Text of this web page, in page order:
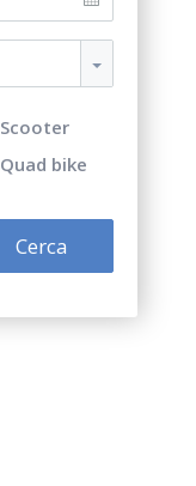
Scooter
Quad bike
Cerca